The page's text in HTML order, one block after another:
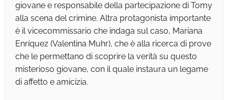
giovane e responsabile della partecipazione di Tomy
alla scena del crimine. Altra protagonista importante
è il vicecommissario che indaga sul caso, Mariana
Enríquez (Valentina Muhr), che è alla ricerca di prove
che le permettano di scoprire la verità su questo
misterioso giovane, con il quale instaura un legame
di affetto e amicizia.